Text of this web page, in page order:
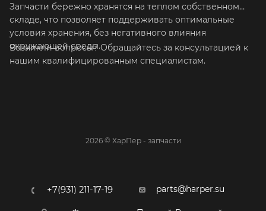
Запчасти бережно хранятся на теплом собственном
складе, что позволяет поддерживать оптимальные
условия хранения, без негативного влияния
окружающей среды.
Возникли вопросы? Обращайтесь за консультацией к
нашим квалифицированным специалистам.
2026 © ХарПер - запчасти
+7(931) 211-17-19 parts@harper.su